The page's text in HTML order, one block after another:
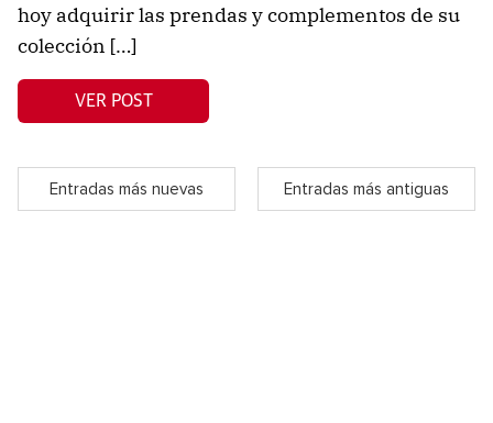
hoy adquirir las prendas y complementos de su
colección […]
VER POST
Entradas más nuevas Entradas más antiguas